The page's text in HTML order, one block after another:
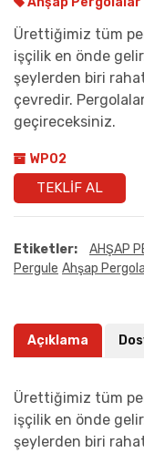
Ürettiğimiz tüm
işçilik en önde
şeylerden biri
çevredir.
geçireceksiniz.
WP02
TEKLIF AL
Etiketler: AHŞAP
Pergule Ahşap Pergola
Açıklama
Ürettiğimiz tüm
işçilik en önde
şeylerden biri